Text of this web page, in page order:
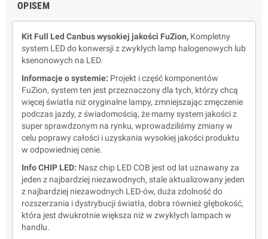
OPISEM
Kit Full Led Canbus wysokiej jakości FuZion, Kompletny
system LED do konwersji z zwykłych lamp halogenowych lub
ksenonowych na LED.
Informacje o systemie: Projekt i część komponentów
FuZion, system ten jest przeznaczony dla tych, którzy chcą
więcej światła niż oryginalne lampy, zmniejszając zmęczenie
podczas jazdy, z świadomością, że mamy system jakości z
super sprawdzonym na rynku, wprowadziliśmy zmiany w
celu poprawy całości i uzyskania wysokiej jakości produktu
w odpowiedniej cenie.
Info CHIP LED: Nasz chip LED COB jest od lat uznawany za
jeden z najbardziej niezawodnych, stale aktualizowany jeden
z najbardziej niezawodnych LED-ów, duża zdolność do
rozszerzania i dystrybucji światła, dobra również głębokość,
która jest dwukrotnie większa niż w zwykłych lampach w
handlu.